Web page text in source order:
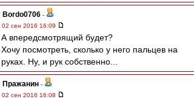
Bordo0706 -
02 сен 2016 16:09
А впередсмотрящий будет?
Хочу посмотреть, сколько у него пальцев на
руках. Ну, и рук собственно...
Пражанин -
02 сен 2016 16:08